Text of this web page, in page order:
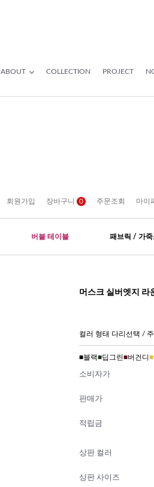
ABOUT COLLECTION PROJECT
회원가입 장바구니 0 주문조회 마이
버블 테이블 패브릭 / 가죽
머스크 실버엣지 라
컬러 형태 다리선택 /
■블랙■딥그린 ■버건디 ■
소비자가
판매가
적립금
상판 컬러
상판 사이즈